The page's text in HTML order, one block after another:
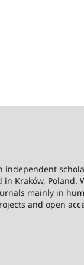
independent
Kraków, Poland.
mainly in
and open